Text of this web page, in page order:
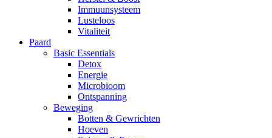
Immuunsysteem
Lusteloos
Vitaliteit
Paard
Basic Essentials
Detox
Energie
Microbioom
Ontspanning
Beweging
Botten & Gewrichten
Hoeven